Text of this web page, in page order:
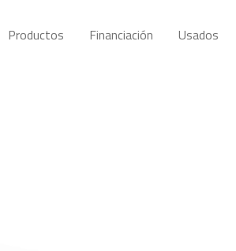
Productos Financiación Usados